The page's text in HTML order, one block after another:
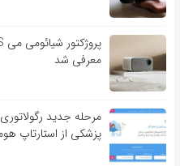
معرفی شد
مرحله جدید
پزشکی از استارتاپ